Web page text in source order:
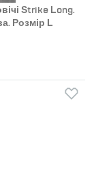
Strike Long.
Розмір L